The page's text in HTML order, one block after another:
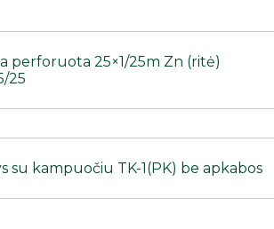
perforuota 25×1/25m Zn (ritė)
25
su kampuočiu TK-1(PK) be apkabos